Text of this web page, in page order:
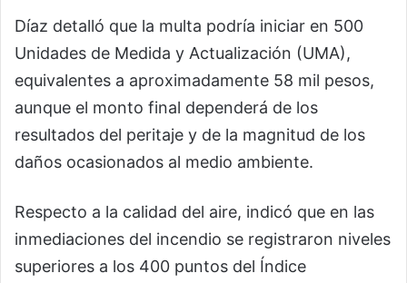
Díaz detalló que la multa podría iniciar en 500
Unidades de Medida y Actualización (UMA),
equivalentes a aproximadamente 58 mil pesos,
aunque el monto final dependerá de los
resultados del peritaje y de la magnitud de los
daños ocasionados al medio ambiente.
Respecto a la calidad del aire, indicó que en las
inmediaciones del incendio se registraron niveles
superiores a los 400 puntos del Índice